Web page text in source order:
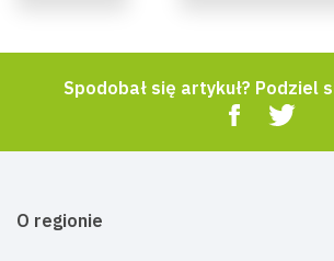
Spodobał się artykuł? Podziel
O regionie